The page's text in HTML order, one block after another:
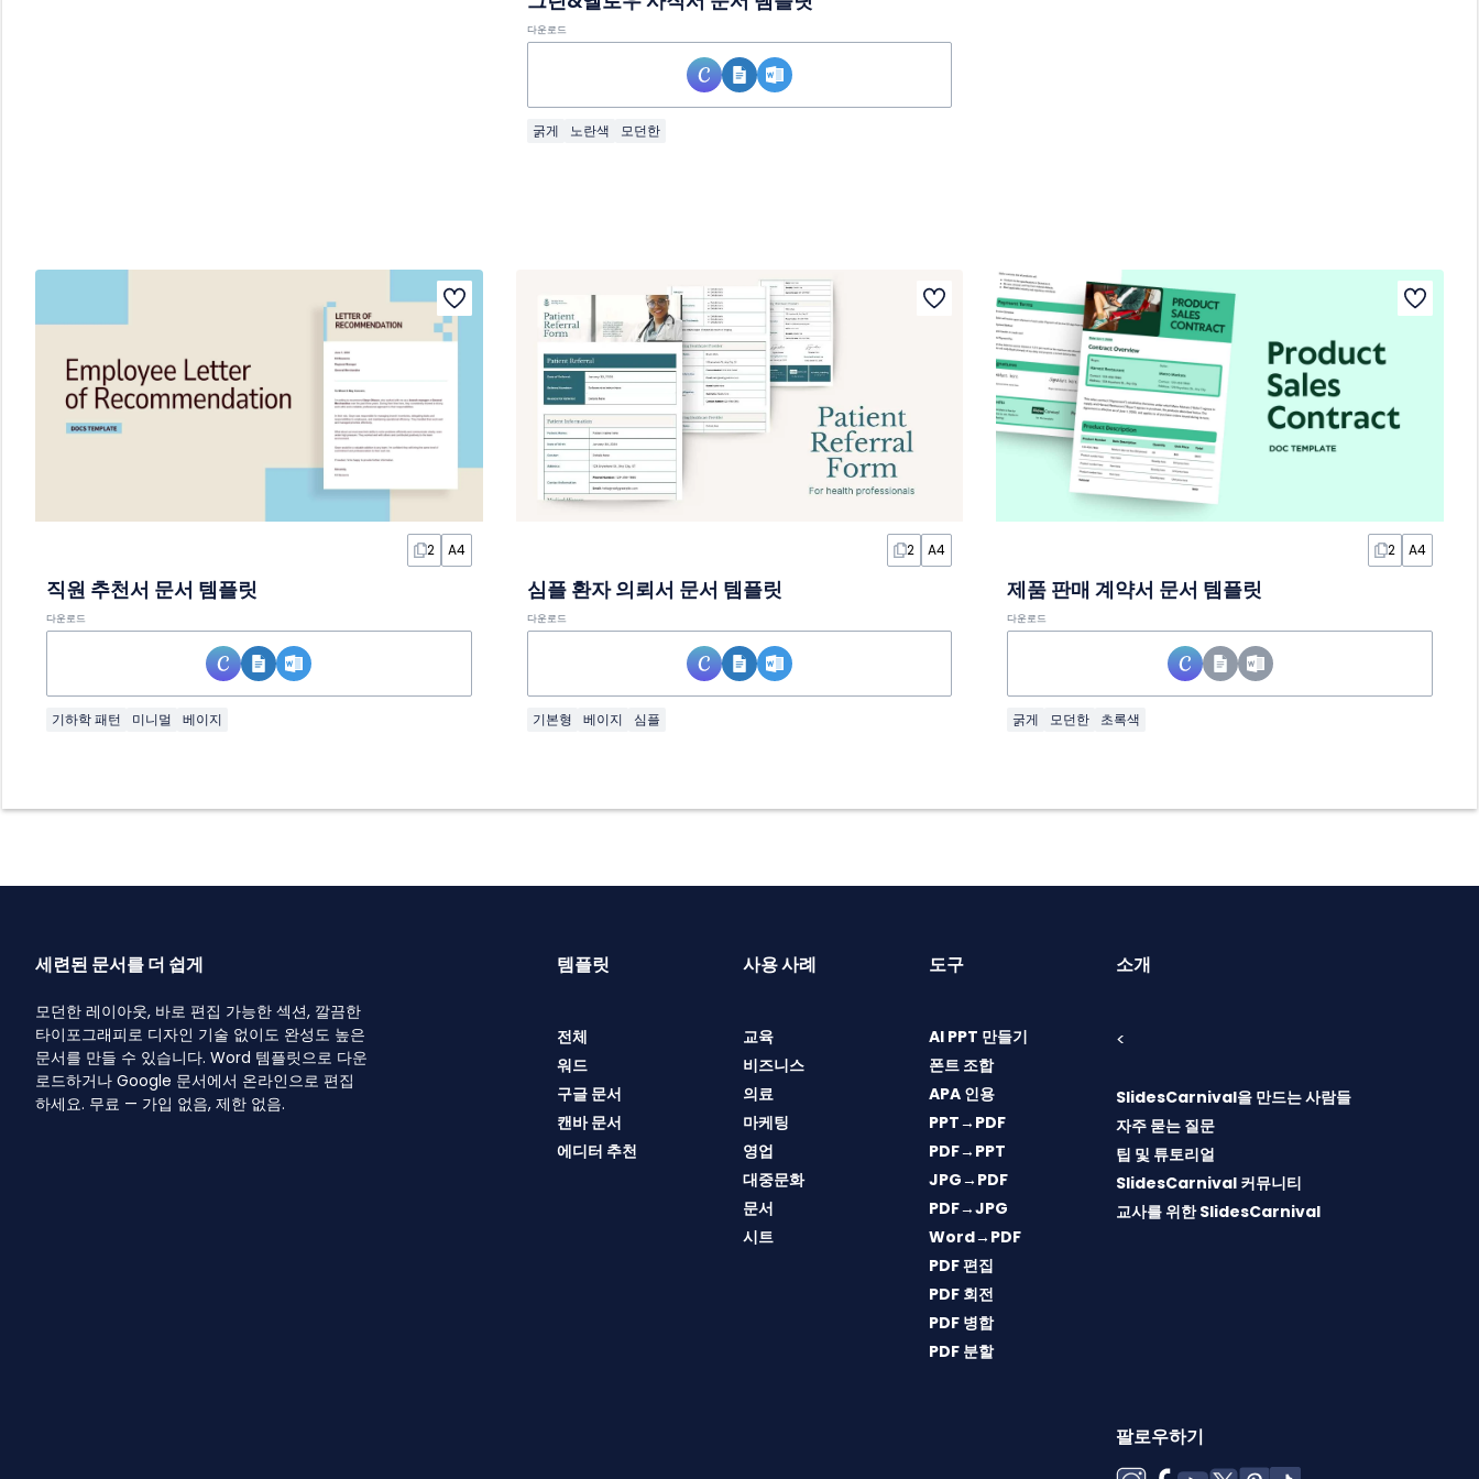
다운로드
굵게 노란색 모던한
2 A4
직원 추천서 문서 템플릿
다운로드
기하학 패턴 미니멀 베이지
2 A4
심플 환자 의뢰서 문서 템플릿
다운로드
기본형 베이지 심플
2 A4
제품 판매 계약서 문서 템플릿
다운로드
굵게 모던한 초록색
세련된 문서를 더 쉽게
모던한 레이아웃, 바로 편집 가능한 섹션, 깔끔한
타이포그래피로 디자인 기술 없이도 완성도 높은
문서를 만들 수 있습니다. Word 템플릿으로 다운
로드하거나 Google 문서에서 온라인으로 편집
하세요. 무료 — 가입 없음, 제한 없음.
템플릿
전체
워드
구글 문서
캔바 문서
에디터 추천
사용 사례
교육
비즈니스
의료
마케팅
영업
대중문화
문서
시트
도구
AI PPT 만들기
폰트 조합
APA 인용
PPT→PDF
PDF→PPT
JPG→PDF
PDF→JPG
Word→PDF
PDF 편집
PDF 회전
PDF 병합
PDF 분할
소개
<
SlidesCarnival을 만드는 사람들
자주 묻는 질문
팁 및 튜토리얼
SlidesCarnival 커뮤니티
교사를 위한 SlidesCarnival
팔로우하기